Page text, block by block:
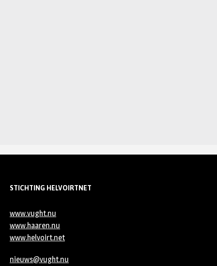
STICHTING HELVOIRTNET
www.vught.nu
www.haaren.nu
www.helvoirt.net
nieuws@vught.nu